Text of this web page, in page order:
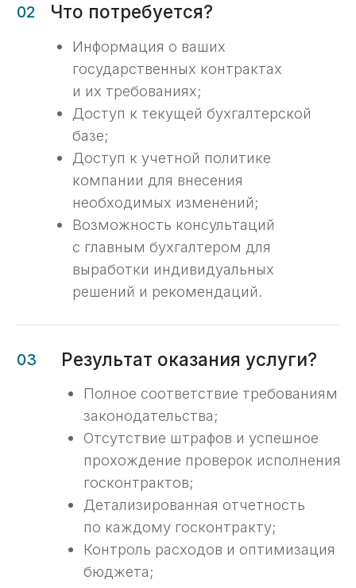
Работа с первичными
расходными документами
Обеспечиваем правильное
оформление и ведение первичных
расходных документов, что
гарантирует корректность учета
и соблюдение нормативов.
законодательства и помогаем
организации.
Консультации
по законодательству
Анализ прибыли и подготовка
06
Определяем прибыль
по государственным контрактам
и подготавливаем отчетность